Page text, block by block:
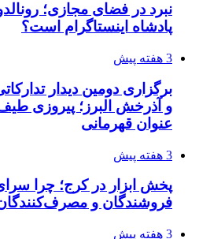
نبرد در فضای مجازی؛
پادشاه اینستاگرام است؟
3 هفته پیش
برگزاری دومین دیدار
و آذرخش البرز؛ پیروزی
عنوان قهرمانی
3 هفته پیش
پخش ابزار در کرج؛ چرا
فروشندگان و
3 هفته پیش